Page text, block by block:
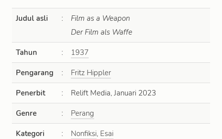
Judul asli :
Film as a Weapon
Der Film als Waffe
Tahun : 1937
Pengarang : Fritz Hippler
Penerbit : Relift Media, Januari 2023
Genre : Perang
Kategori : Nonfiksi, Esai